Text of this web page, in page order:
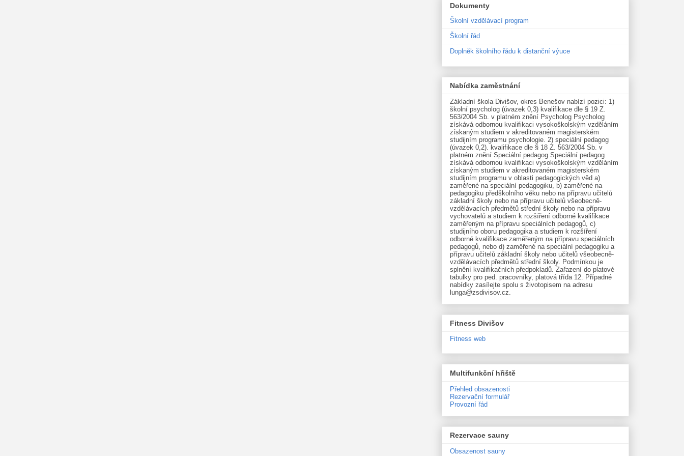
Dokumenty
Školní vzdělávací program
Školní řád
Doplněk školního řádu k distanční výuce
Nabídka zaměstnání
Základní škola Divišov, okres Benešov nabízí pozici: 1)
školní psycholog (úvazek 0,3) kvalifikace dle § 19 Z.
563/2004 Sb. v platném znění Psycholog Psycholog
získává odbornou kvalifikaci vysokoškolským vzděláním
získaným studiem v akreditovaném magisterském
studijním programu psychologie. 2) speciální pedagog
(úvazek 0,2). kvalifikace dle § 18 Z. 563/2004 Sb. v
platném znění Speciální pedagog Speciální pedagog
získává odbornou kvalifikaci vysokoškolským vzděláním
získaným studiem v akreditovaném magisterském
studijním programu v oblasti pedagogických věd a)
zaměřené na speciální pedagogiku, b) zaměřené na
pedagogiku předškolního věku nebo na přípravu učitelů
základní školy nebo na přípravu učitelů všeobecně-
vzdělávacích předmětů střední školy nebo na přípravu
vychovatelů a studiem k rozšíření odborné kvalifikace
zaměřeným na přípravu speciálních pedagogů, c)
studijního oboru pedagogika a studiem k rozšíření
odborné kvalifikace zaměřeným na přípravu speciálních
pedagogů, nebo d) zaměřené na speciální pedagogiku a
přípravu učitelů základní školy nebo učitelů všeobecně-
vzdělávacích předmětů střední školy. Podmínkou je
splnění kvalifikačních předpokladů. Zařazení do platové
tabulky pro ped. pracovníky, platová třída 12. Případné
nabídky zasílejte spolu s životopisem na adresu
lunga@zsdivisov.cz.
Fitness Divišov
Fitness web
Multifunkční hřiště
Přehled obsazenosti
Rezervační formulář
Provozní řád
Rezervace sauny
Obsazenost sauny